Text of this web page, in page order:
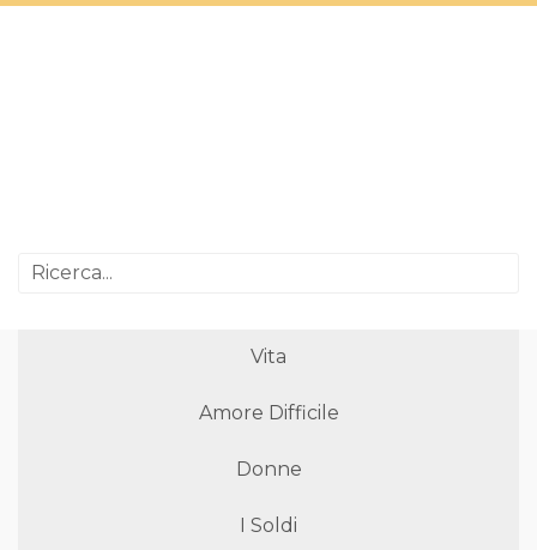
Vita
Amore Difficile
Donne
I Soldi